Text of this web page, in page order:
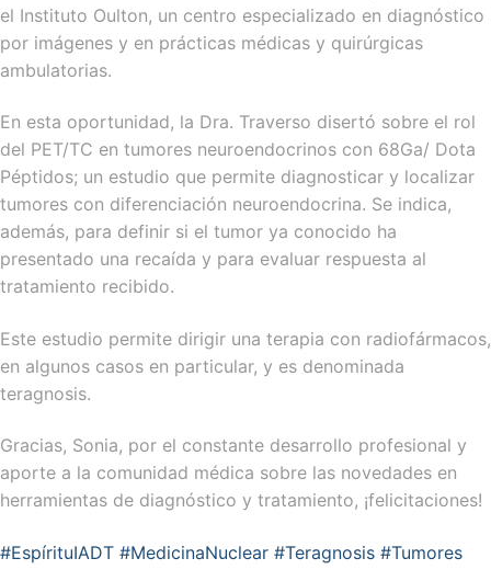
el Instituto Oulton, un centro especializado en diagnóstico
por imágenes y en prácticas médicas y quirúrgicas
ambulatorias.
En esta oportunidad, la Dra. Traverso disertó sobre el rol
del PET/TC en tumores neuroendocrinos con 68Ga/ Dota
Péptidos; un estudio que permite diagnosticar y localizar
tumores con diferenciación neuroendocrina. Se indica,
además, para definir si el tumor ya conocido ha
presentado una recaída y para evaluar respuesta al
tratamiento recibido.
Este estudio permite dirigir una terapia con radiofármacos,
en algunos casos en particular, y es denominada
teragnosis.
Gracias, Sonia, por el constante desarrollo profesional y
aporte a la comunidad médica sobre las novedades en
herramientas de diagnóstico y tratamiento, ¡felicitaciones!
#EspírituIADT #MedicinaNuclear #Teragnosis #Tumores